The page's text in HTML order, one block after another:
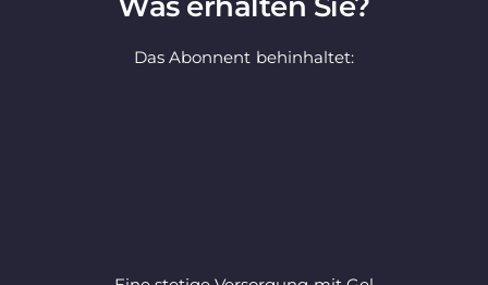
Was erhalten Sie?
Das Abonnent behinhaltet: